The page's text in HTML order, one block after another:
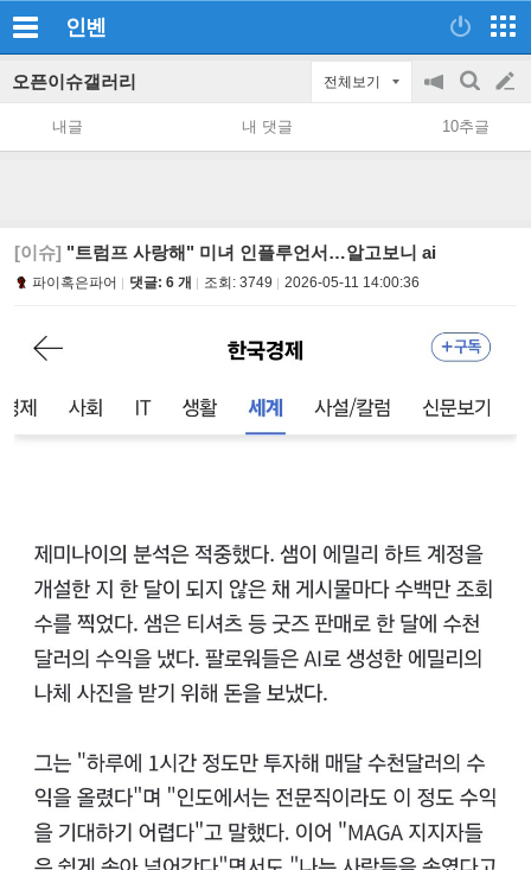
인벤
오픈이슈갤러리 전체보기
공
지
on/off
검
색
글
쓰
내글 내 댓글 10추글
[이슈] "트럼프 사랑해" 미녀 인플루언서…알고보니 ai
파이혹은파어 댓글: 6 개 조회: 3749 2026-05-11 14:00:36